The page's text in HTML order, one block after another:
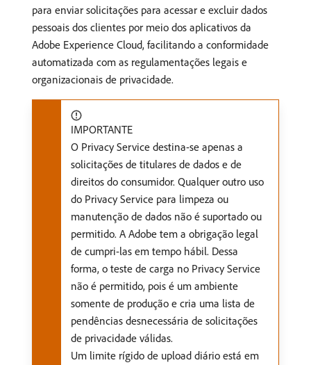
para enviar solicitações para acessar e excluir dados
pessoais dos clientes por meio dos aplicativos da
Adobe Experience Cloud, facilitando a conformidade
automatizada com as regulamentações legais e
organizacionais de privacidade.
IMPORTANTE
O Privacy Service destina-se apenas a
solicitações de titulares de dados e de
direitos do consumidor. Qualquer outro uso
do Privacy Service para limpeza ou
manutenção de dados não é suportado ou
permitido. A Adobe tem a obrigação legal
de cumpri-las em tempo hábil. Dessa
forma, o teste de carga no Privacy Service
não é permitido, pois é um ambiente
somente de produção e cria uma lista de
pendências desnecessária de solicitações
de privacidade válidas.
Um limite rígido de upload diário está em